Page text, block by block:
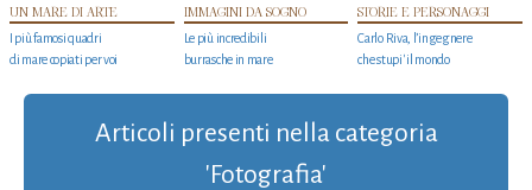
UN MARE DI ARTE
I più famosi quadri
di mare copiati per voi
IMMAGINI DA SOGNO
Le più incredibili
burrasche in mare
STORIE E PERSONAGGI
Carlo Riva, l’ingegnere
che stupi' il mondo
Articoli presenti nella categoria
'Fotografia'